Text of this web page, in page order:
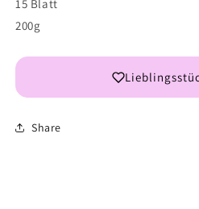
15 Blatt
200g
Share